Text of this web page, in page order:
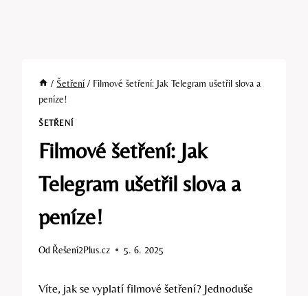
/ Šetření / Filmové šetření: Jak Telegram ušetřil slova a
peníze!
ŠETŘENÍ
Filmové šetření: Jak
Telegram ušetřil slova a
peníze!
Od Řešení2Plus.cz 5. 6. 2025
Víte, jak se vyplatí filmové šetření? Jednoduše